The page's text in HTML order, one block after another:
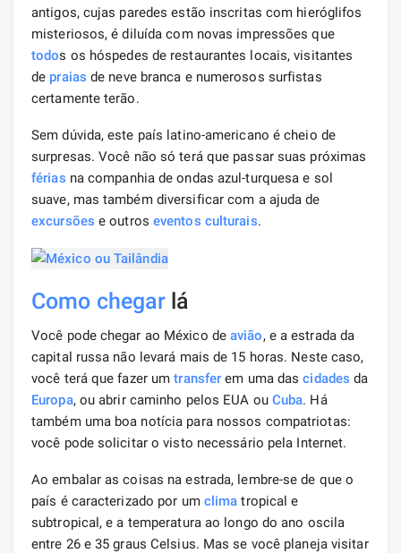
antigos, cujas paredes estão inscritas com hieróglifos
misteriosos, é diluída com novas impressões que
todos os hóspedes de restaurantes locais, visitantes
de praias de neve branca e numerosos surfistas
certamente terão.
Sem dúvida, este país latino-americano é cheio de
surpresas. Você não só terá que passar suas próximas
férias na companhia de ondas azul-turquesa e sol
suave, mas também diversificar com a ajuda de
excursões e outros eventos culturais.
Como chegar lá
Você pode chegar ao México de avião, e a estrada da
capital russa não levará mais de 15 horas. Neste caso,
você terá que fazer umtransfer em uma dascidades da
Europa, ou abrir caminho pelos EUA ou Cuba. Há
também uma boa notícia para nossos compatriotas:
você pode solicitar o visto necessário pela Internet.
Ao embalar as coisas na estrada, lembre-se de que o
país é caracterizado por um clima tropical e
subtropical, e a temperatura ao longo do ano oscila
entre 26 e 35 graus Celsius. Mas se você planeja visitar